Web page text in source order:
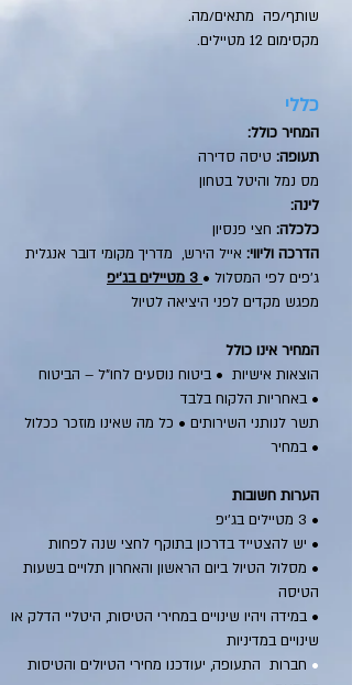
שותף/פה מתאים/מה.
מקסימום 12 מטיילים.
כללי
:המחיר כולל
תעופה: טיסה סדירה
מס נמל והיטל בטחון
:לינה
כלכלה: חצי פנסיון
הדרכה וליווי: אייל הירש, מדריך מקומי דובר אנגלית
ג׳פים לפי המסלול •
מפגש מקדים לפני היציאה לטיול
המחיר אינו כולל
הוצאות אישיות • ביטוח נוסעים לחו"ל – הביטוח
באחריות הלקוח בלבד •
תשר לנותני השירותים • כל מה שאינו מוזכר ככלול
במחיר •
הערות חשובות
• 3 מטיילים בג׳יפ
• יש להצטייד בדרכון בתוקף לחצי שנה לפחות
• מסלול הטיול ביום הראשון והאחרון תלויים בשעות
הטיסה
• במידה ויהיו שינויים במחירי הטיסות, היטליי הדלק או
שינויים במדיניות
• חברות התעופה, יעודכנו מחירי הטיולים והטיסות